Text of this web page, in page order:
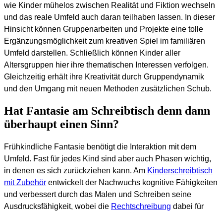
wie Kinder mühelos zwischen Realität und Fiktion wechseln
und das reale Umfeld auch daran teilhaben lassen. In dieser
Hinsicht können Gruppenarbeiten und Projekte eine tolle
Ergänzungsmöglichkeit zum kreativen Spiel im familiären
Umfeld darstellen. Schließlich können Kinder aller
Altersgruppen hier ihre thematischen Interessen verfolgen.
Gleichzeitig erhält ihre Kreativität durch Gruppendynamik
und den Umgang mit neuen Methoden zusätzlichen Schub.
Hat Fantasie am Schreibtisch denn dann
überhaupt einen Sinn?
Frühkindliche Fantasie benötigt die Interaktion mit dem
Umfeld. Fast für jedes Kind sind aber auch Phasen wichtig,
in denen es sich zurückziehen kann. Am Kinderschreibtisch
mit Zubehör entwickelt der Nachwuchs kognitive Fähigkeiten
und verbessert durch das Malen und Schreiben seine
Ausdrucksfähigkeit, wobei die Rechtschreibung dabei für